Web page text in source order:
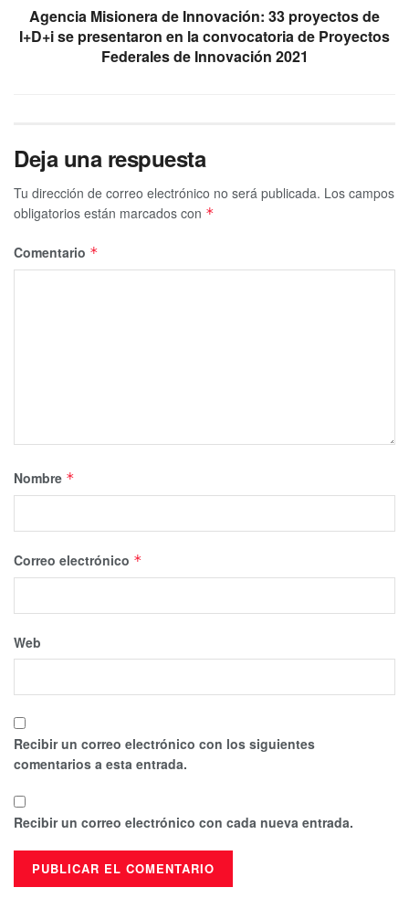
Agencia Misionera de Innovación: 33 proyectos de
I+D+i se presentaron en la convocatoria de Proyectos
Federales de Innovación 2021
Deja una respuesta
Tu dirección de correo electrónico no será publicada. Los campos
obligatorios están marcados con *
Comentario *
Nombre *
Correo electrónico *
Web
Recibir un correo electrónico con los siguientes
comentarios a esta entrada.
Recibir un correo electrónico con cada nueva entrada.